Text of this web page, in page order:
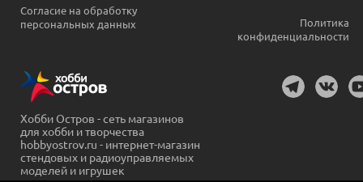
Согласие на обработку
персональных данных
Политика
конфиденциальности
Хобби Остров - сеть магазинов
для хобби и творчества
hobbyostrov.ru - интернет-магазин
стендовых и радиоуправляемых
моделей и игрушек